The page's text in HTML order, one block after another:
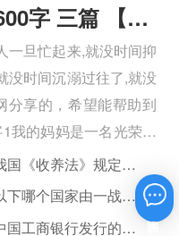
妈妈忙碌的一天作文600字 三篇 【600字】
一旦忙起来,就没时间抑
没时间沉溺过往了,就没
分享的，希望能帮助到
我的妈妈是一名光荣的
我国《收养法》规定，收养子女的公民必须年满：
以下哪个国家由一战前的债务国变为战后债权国？
中国工商银行发行的信用卡是：